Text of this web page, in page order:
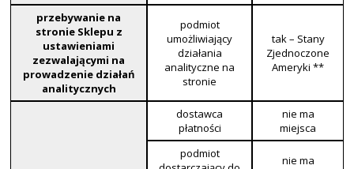
przebywanie na
stronie Sklepu z
ustawieniami
zezwalającymi na
prowadzenie działań
analitycznych
podmiot
umożliwiający
działania
analityczne na
stronie
tak – Stany
Zjednoczone
Ameryki **
dostawca
płatności
nie ma
miejsca
podmiot
nie ma